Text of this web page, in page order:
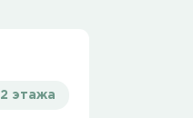
2 этажа